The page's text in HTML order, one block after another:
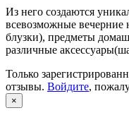
Из него создаются
всевозможные
блузки), предметы
различные
Только
отзывы. Войдите,
×